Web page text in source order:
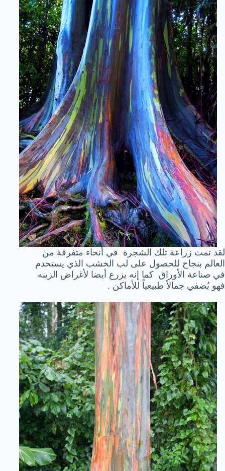
لقد تمت زراعة تلك الشجرة في أنحاء متفرقة من
العالم بنجاح للحصول على لب الخشب الذي يستخدم
في صناعة الأوراق كما إنه يزرع أيضا لأغراض الزينه
فهو يُضفي جمالاً طبيعياً للأماكن .